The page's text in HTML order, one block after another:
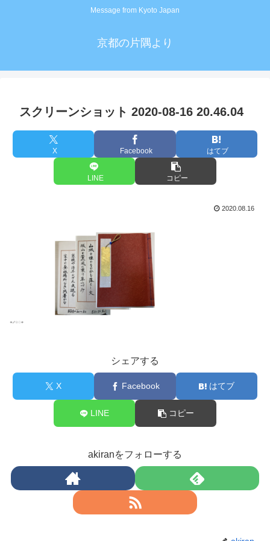
Message from Kyoto Japan
京都の片隅より
スクリーンショット 2020-08-16 20.46.04
X Facebook はてブ
LINE コピー
2020.08.16
シェアする
X Facebook はてブ
LINE コピー
akiranをフォローする